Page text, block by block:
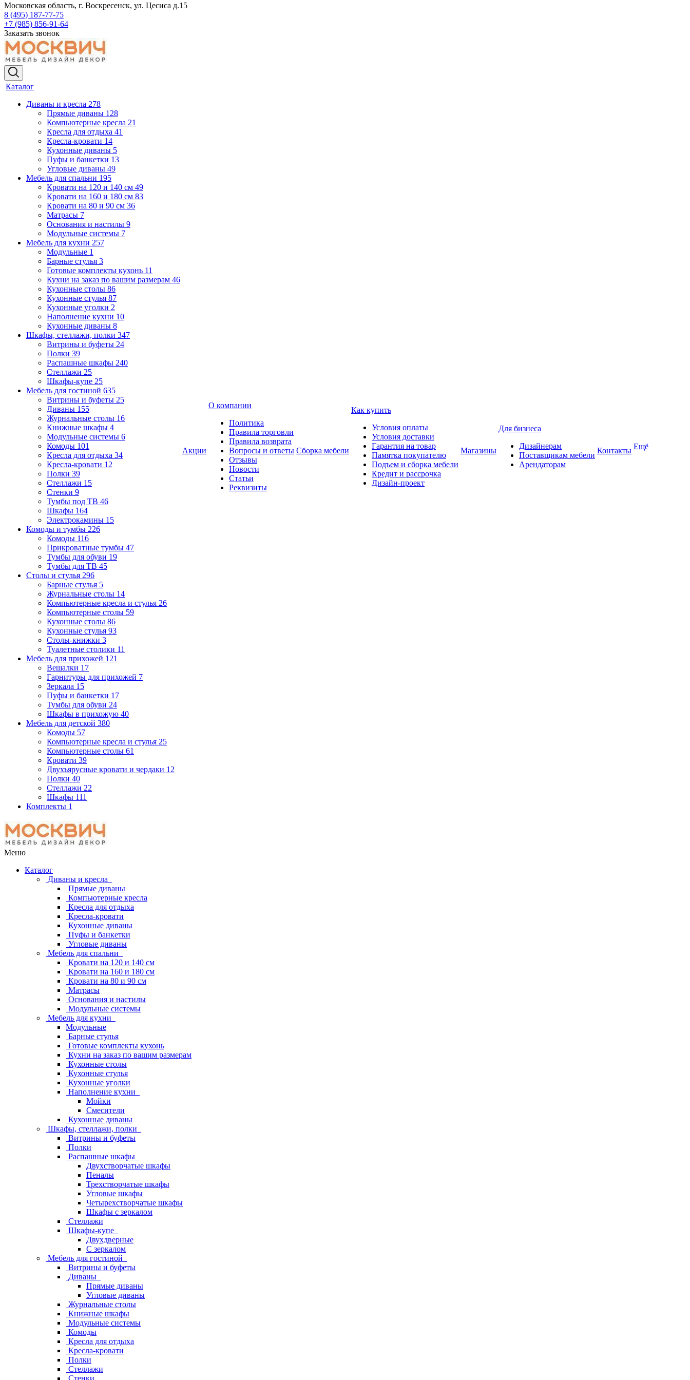
Московская область, г. Воскресенск, ул. Цесиса д.15
8 (495) 187-77-75
+7 (985) 856-91-64
Заказать звонок
Каталог
Диваны и кресла 278
Прямые диваны 128
Компьютерные кресла 21
Кресла для отдыха 41
Кресла-кровати 14
Кухонные диваны 5
Пуфы и банкетки 13
Угловые диваны 49
Мебель для спальни 195
Кровати на 120 и 140 см 49
Кровати на 160 и 180 см 83
Кровати на 80 и 90 см 36
Матрасы 7
Основания и настилы 9
Модульные системы 7
Мебель для кухни 257
Модульные 1
Барные стулья 3
Готовые комплекты кухонь 11
Кухни на заказ по вашим размерам 46
Кухонные столы 86
Кухонные стулья 87
Кухонные уголки 2
Наполнение кухни 10
Кухонные диваны 8
Шкафы, стеллажи, полки 347
Витрины и буфеты 24
Полки 39
Распашные шкафы 240
Стеллажи 25
Шкафы-купе 25
Мебель для гостиной 635
Витрины и буфеты 25
Диваны 155
Журнальные столы 16
Книжные шкафы 4
Модульные системы 6
Комоды 101
Кресла для отдыха 34
Кресла-кровати 12
Полки 39
Стеллажи 15
Стенки 9
Тумбы под ТВ 46
Шкафы 164
Электрокамины 15
Комоды и тумбы 226
Комоды 116
Прикроватные тумбы 47
Тумбы для обуви 19
Тумбы для ТВ 45
Столы и стулья 296
Барные стулья 5
Журнальные столы 14
Компьютерные кресла и стулья 26
Компьютерные столы 59
Кухонные столы 86
Кухонные стулья 93
Столы-книжки 3
Туалетные столики 11
Мебель для прихожей 121
Вешалки 17
Гарнитуры для прихожей 7
Зеркала 15
Пуфы и банкетки 17
Тумбы для обуви 24
Шкафы в прихожую 40
Мебель для детской 380
Комоды 57
Компьютерные кресла и стулья 25
Компьютерные столы 61
Кровати 39
Двухъярусные кровати и чердаки 12
Полки 40
Стеллажи 22
Шкафы 111
Комплекты 1
Акции
О компании
Политика
Правила торговли
Правила возврата
Вопросы и ответы
Отзывы
Новости
Статьи
Реквизиты
Сборка мебели
Как купить
Условия оплаты
Условия доставки
Гарантия на товар
Памятка покупателю
Подъем и сборка мебели
Кредит и рассрочка
Дизайн-проект
Магазины
Для бизнеса
Дизайнерам
Поставщикам мебели
Арендаторам
Контакты Ещё
Меню
Каталог
Диваны и кресла
Прямые диваны
Компьютерные кресла
Кресла для отдыха
Кресла-кровати
Кухонные диваны
Пуфы и банкетки
Угловые диваны
Мебель для спальни
Кровати на 120 и 140 см
Кровати на 160 и 180 см
Кровати на 80 и 90 см
Матрасы
Основания и настилы
Модульные системы
Мебель для кухни
Модульные
Барные стулья
Готовые комплекты кухонь
Кухни на заказ по вашим размерам
Кухонные столы
Кухонные стулья
Кухонные уголки
Наполнение кухни
Мойки
Смесители
Кухонные диваны
Шкафы, стеллажи, полки
Витрины и буфеты
Полки
Распашные шкафы
Двухстворчатые шкафы
Пеналы
Трехстворчатые шкафы
Угловые шкафы
Четырехстворчатые шкафы
Шкафы с зеркалом
Стеллажи
Шкафы-купе
Двухдверные
С зеркалом
Мебель для гостиной
Витрины и буфеты
Диваны
Прямые диваны
Угловые диваны
Журнальные столы
Книжные шкафы
Модульные системы
Комоды
Кресла для отдыха
Кресла-кровати
Полки
Стеллажи
Стенки